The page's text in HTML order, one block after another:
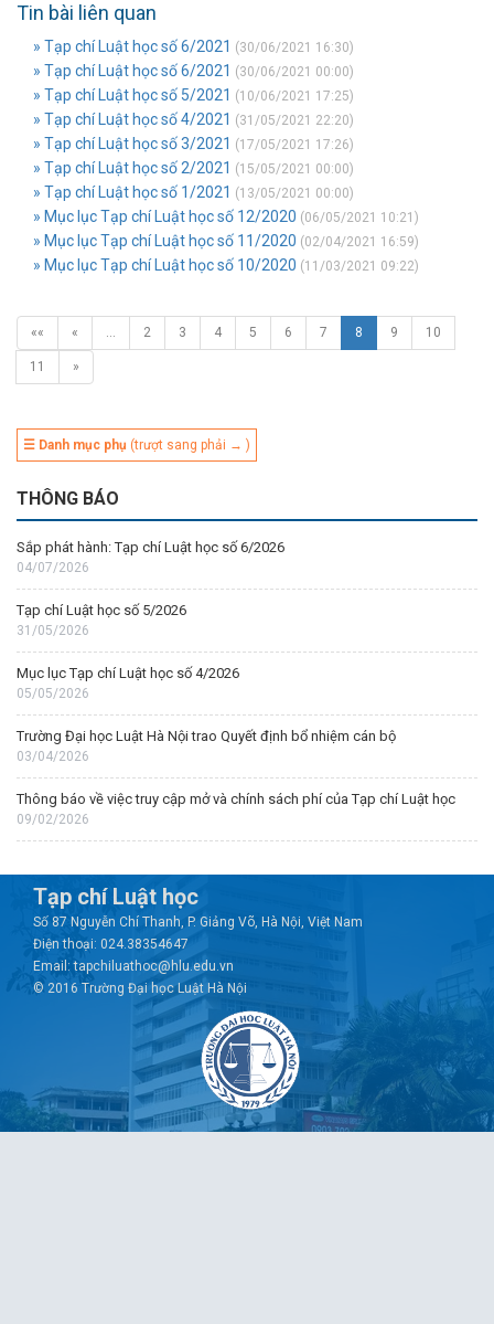
Tin bài liên quan
» Tạp chí Luật học số 6/2021 (30/06/2021 16:30)
» Tạp chí Luật học số 6/2021 (30/06/2021 00:00)
» Tạp chí Luật học số 5/2021 (10/06/2021 17:25)
» Tạp chí Luật học số 4/2021 (31/05/2021 22:20)
» Tạp chí Luật học số 3/2021 (17/05/2021 17:26)
» Tạp chí Luật học số 2/2021 (15/05/2021 00:00)
» Tạp chí Luật học số 1/2021 (13/05/2021 00:00)
» Mục lục Tạp chí Luật học số 12/2020 (06/05/2021 10:21)
» Mục lục Tạp chí Luật học số 11/2020 (02/04/2021 16:59)
» Mục lục Tạp chí Luật học số 10/2020 (11/03/2021 09:22)
«« « … 2 3 4 5 6 7 8 9 10
11 »
☰ Danh mục phụ (trượt sang phải → )
THÔNG BÁO
Sắp phát hành: Tạp chí Luật học số 6/2026
04/07/2026
Tạp chí Luật học số 5/2026
31/05/2026
Mục lục Tạp chí Luật học số 4/2026
05/05/2026
Trường Đại học Luật Hà Nội trao Quyết định bổ nhiệm cán bộ
03/04/2026
Thông báo về việc truy cập mở và chính sách phí của Tạp chí Luật học
09/02/2026
Tạp chí Luật học
Số 87 Nguyễn Chí Thanh, P. Giảng Võ, Hà Nội, Việt Nam
Điện thoại: 024.38354647
Email: tapchiluathoc@hlu.edu.vn
© 2016 Trường Đại học Luật Hà Nội